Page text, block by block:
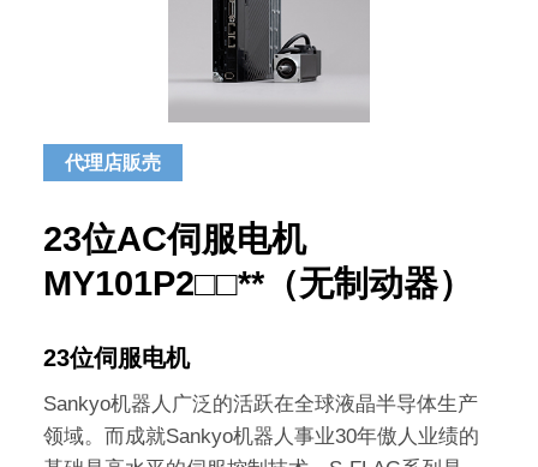
代理店販売
23位AC伺服电机
MY101P2□□**（无制动器）
23位伺服电机
Sankyo机器人广泛的活跃在全球液晶半导体生产
领域。而成就Sankyo机器人事业30年傲人业绩的